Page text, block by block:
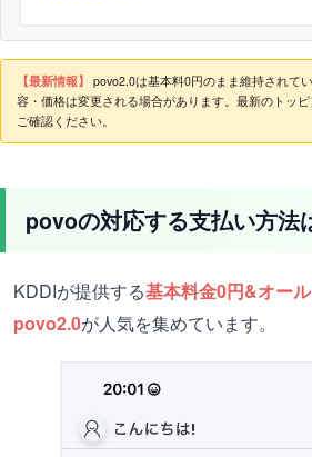
【最新情報】 povo2.0は基本料0円のまま維持されて
容・価格は変更される場合があります。最新のトッ
ご確認ください。
povoの対応する支払い方法
KDDIが提供する基本料金0円&オー
povo2.0が人気を集めています。